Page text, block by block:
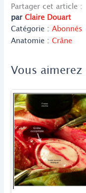
Partager cet article :
parClaire Douart
Catégorie :Abonnés
Anatomie :Crâne
Vous